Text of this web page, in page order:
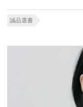
誠品選書